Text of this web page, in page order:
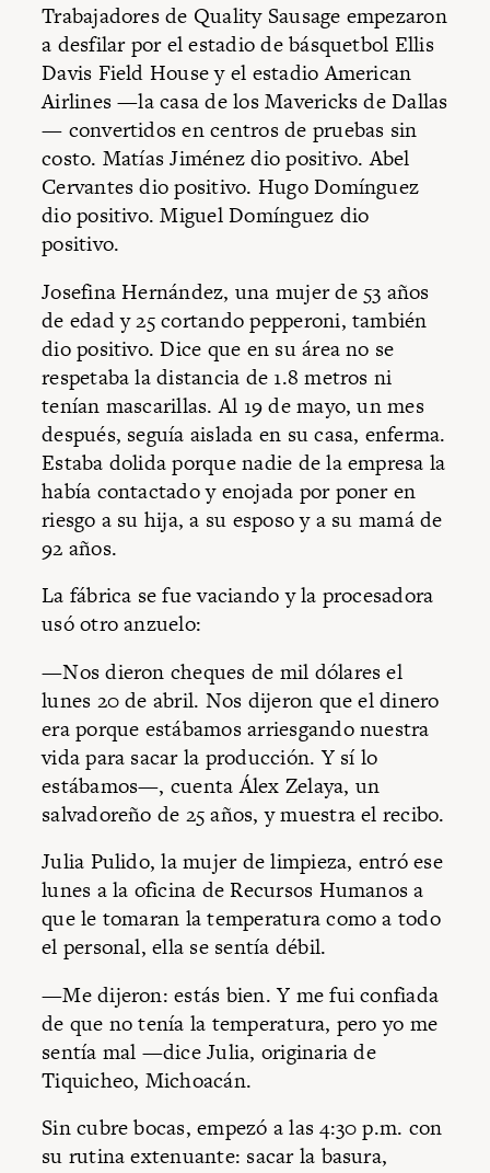
Trabajadores de Quality Sausage empezaron
a desfilar por el estadio de básquetbol Ellis
Davis Field House y el estadio American
Airlines —la casa de los Mavericks de Dallas
— convertidos en centros de pruebas sin
costo. Matías Jiménez dio positivo. Abel
Cervantes dio positivo. Hugo Domínguez
dio positivo. Miguel Domínguez dio
positivo.
Josefina Hernández, una mujer de 53 años
de edad y 25 cortando pepperoni, también
dio positivo. Dice que en su área no se
respetaba la distancia de 1.8 metros ni
tenían mascarillas. Al 19 de mayo, un mes
después, seguía aislada en su casa, enferma.
Estaba dolida porque nadie de la empresa la
había contactado y enojada por poner en
riesgo a su hija, a su esposo y a su mamá de
92 años.
La fábrica se fue vaciando y la procesadora
usó otro anzuelo:
—Nos dieron cheques de mil dólares el
lunes 20 de abril. Nos dijeron que el dinero
era porque estábamos arriesgando nuestra
vida para sacar la producción. Y sí lo
estábamos—, cuenta Álex Zelaya, un
salvadoreño de 25 años, y muestra el recibo.
Julia Pulido, la mujer de limpieza, entró ese
lunes a la oficina de Recursos Humanos a
que le tomaran la temperatura como a todo
el personal, ella se sentía débil.
—Me dijeron: estás bien. Y me fui confiada
de que no tenía la temperatura, pero yo me
sentía mal —dice Julia, originaria de
Tiquicheo, Michoacán.
Sin cubre bocas, empezó a las 4:30 p.m. con
su rutina extenuante: sacar la basura,